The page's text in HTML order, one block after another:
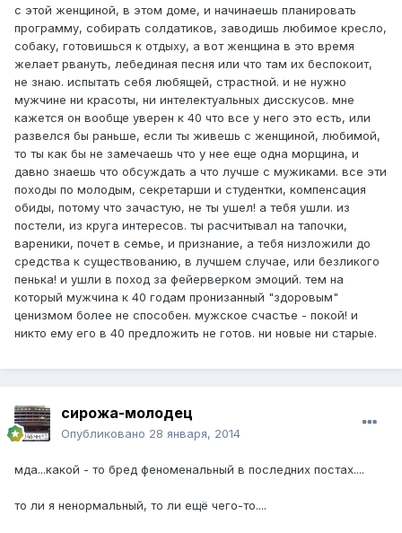
с этой женщиной, в этом доме, и начинаешь планировать
программу, собирать солдатиков, заводишь любимое кресло,
собаку, готовишься к отдыху, а вот женщина в это время
желает рвануть, лебединая песня или что там их беспокоит,
не знаю. испытать себя любящей, страстной. и не нужно
мужчине ни красоты, ни интелектуальных дисскусов. мне
кажется он вообще уверен к 40 что все у него это есть, или
развелся бы раньше, если ты живешь с женщиной, любимой,
то ты как бы не замечаешь что у нее еще одна морщина, и
давно знаешь что обсуждать а что лучше с мужиками. все эти
походы по молодым, секретарши и студентки, компенсация
обиды, потому что зачастую, не ты ушел! а тебя ушли. из
постели, из круга интересов. ты расчитывал на тапочки,
вареники, почет в семье, и признание, а тебя низложили до
средства к существованию, в лучшем случае, или безликого
пенька! и ушли в поход за фейерверком эмоций. тем на
который мужчина к 40 годам пронизанный "здоровым"
ценизмом более не способен. мужское счастье - покой! и
никто ему его в 40 предложить не готов. ни новые ни старые.
сирожа-молодец
Опубликовано 28 января, 2014
мда...какой - то бред феноменальный в последних постах....
то ли я ненормальный, то ли ещё чего-то....